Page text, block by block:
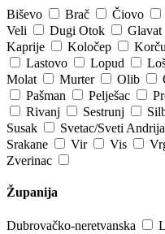
Biševo Brač Čiovo
Veli
Dugi Otok Glavat
Kaprije
Koločep
Lastovo
Lopud
Molat
Murter Olib
Pašman
Pelješac
Rivanj
Sestrunj
Susak
Svetac/Sveti Andrija
Srakane
Vir Vis
Zverinac
Županija
Dubrovačko-neretvanska